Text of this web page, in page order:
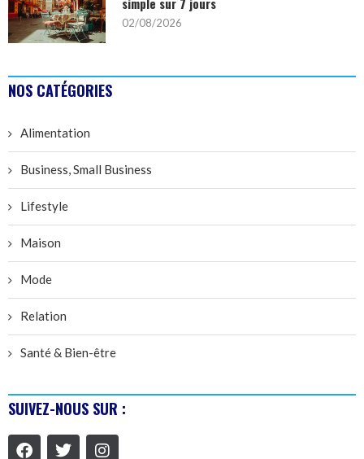
02/08/2026
NOS CATÉGORIES
Alimentation
Business, Small Business
Lifestyle
Maison
Mode
Relation
Santé & Bien-être
SUIVEZ-NOUS SUR :